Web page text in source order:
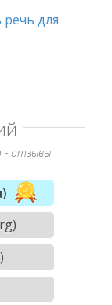
речь для
- отзывы